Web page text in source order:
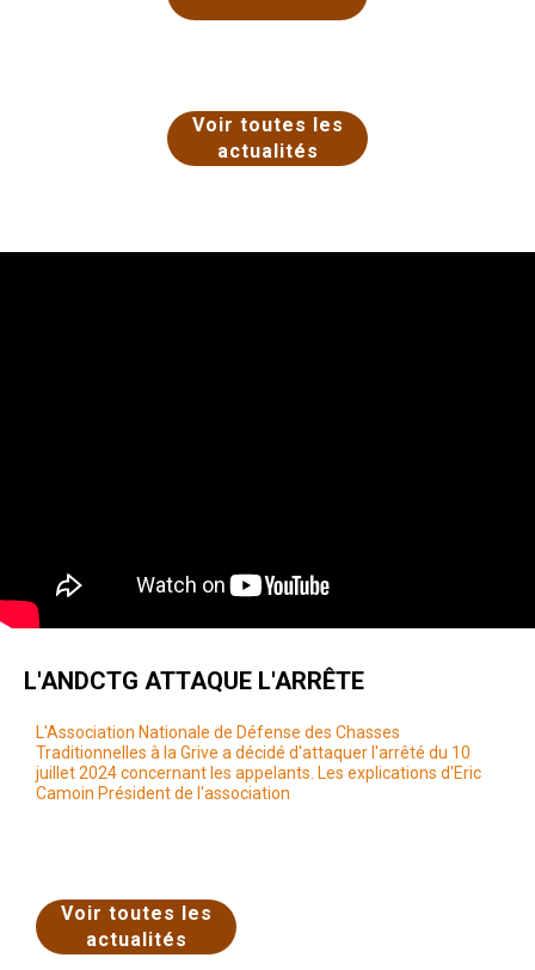
Voir toutes les
actualités
L'ANDCTG ATTAQUE L'ARRÊTE
L'Association Nationale de Défense des Chasses
Traditionnelles à la Grive a décidé d'attaquer l'arrêté du 10
juillet 2024 concernant les appelants. Les explications d'Eric
Camoin Président de l'association
Voir toutes les
actualités